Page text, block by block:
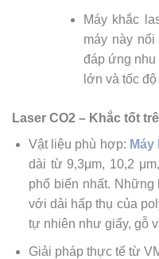
Máy khắc
máy này
đáp ứng nhu
lớn và tốc độ
Laser CO2 – Khắc tốt
Vật liệu phù hợp:
dài từ 9,3μm, 10,2
phổ biến nhất.
với dải hấp thụ của
tự nhiên như giấy, gỗ
Giải pháp thực tế từ